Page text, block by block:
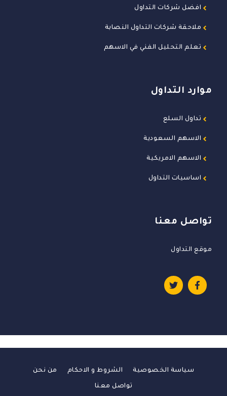
افضل شركات التداول
ملاحقة شركات التداول النصابة
تعلم التحليل الفني في الاسهم
موارد التداول
تداول السلع
الاسهم السعودية
الاسهم الامريكية
اساسيات التداول
تواصل معنا
موقع التداول
سياسة الخصوصية الشروط و الاحكام من نحن
تواصل معنا